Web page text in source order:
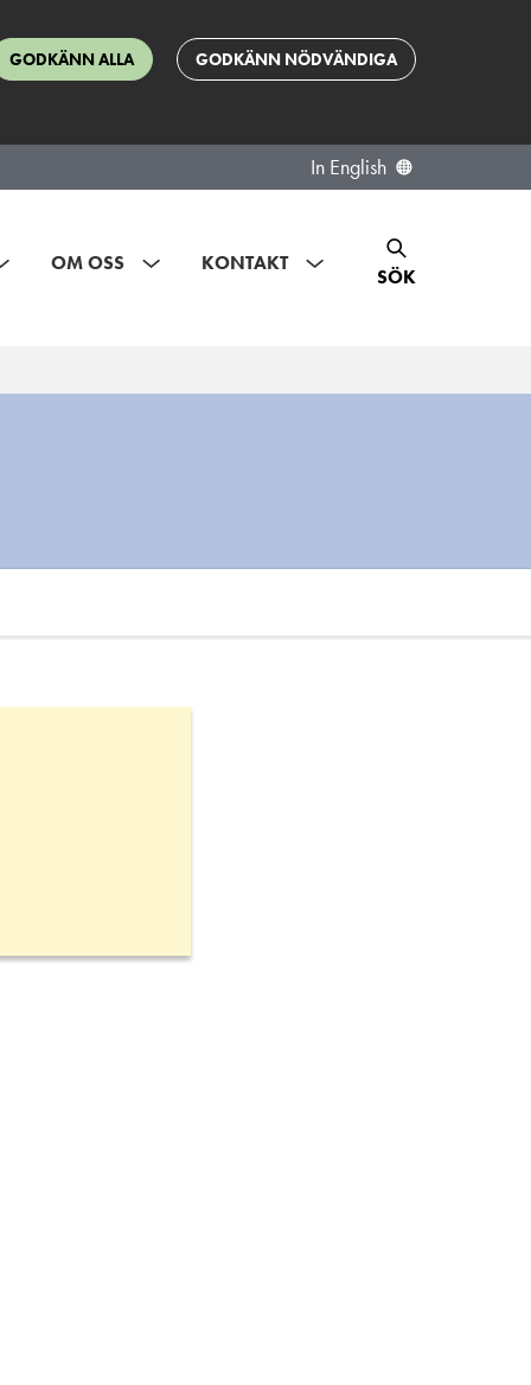
GODKÄNN ALLA GODKÄNN NÖDVÄNDIGA
In English
OM OSS KONTAKT
SÖK